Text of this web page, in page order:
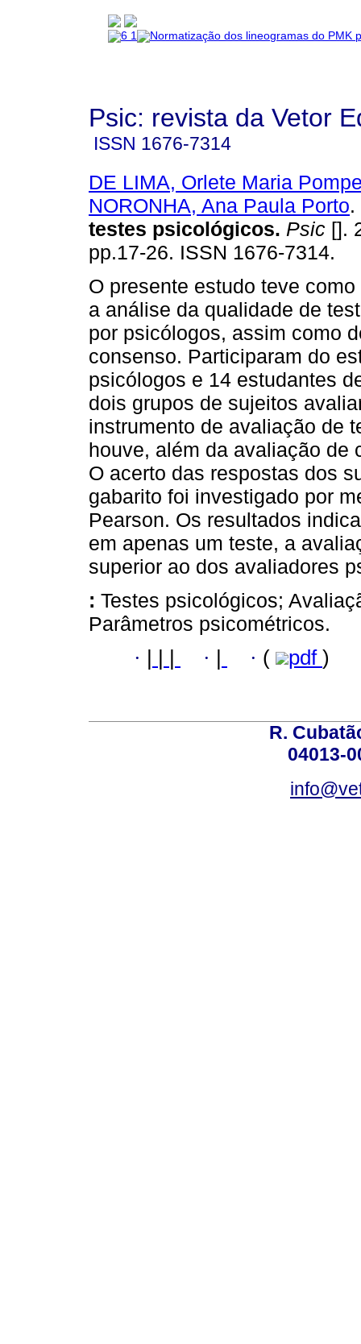
Psic: revista da Vetor
ISSN 1676-7314
DE LIMA, Orlete Maria
NORONHA, Ana Paula Porto.
testes psicológicos. Psic [].
pp.17-26. ISSN 1676-7314.
O presente estudo teve
a análise da qualidade de
por psicólogos, assim como
consenso. Participaram do
psicólogos e 14 estudantes
dois grupos de sujeitos
instrumento de avaliação de
houve, além da avaliação de
O acerto das respostas dos
gabarito foi investigado por
Pearson. Os resultados
em apenas um teste, a
superior ao dos avaliadores
: Testes psicológicos;
Parâmetros psicométricos.
· · · ( pdf )
R.
04013-